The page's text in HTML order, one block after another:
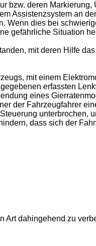
bzw. deren
Assistenzsystem an
Wenn dies bei
gefährliche Situation
mit deren Hilfe
mit einem
erfassten
eines
der Fahrzeugfahrer
unterbrochen,
dass sich der
dahingehend zu